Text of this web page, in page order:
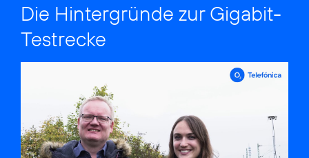
Die Hintergründe zur Gigabit-
Testrecke